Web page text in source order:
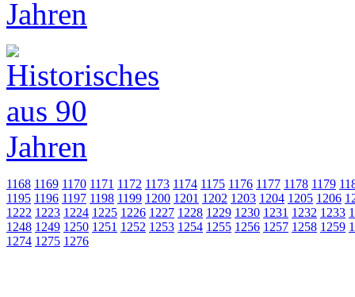
1168 1169 1170 1171 1172 1173 1174 1175 1176 1177 1178 1179
1195 1196 1197 1198 1199 1200 1201 1202 1203 1204 1205 1206
1222 1223 1224 1225 1226 1227 1228 1229 1230 1231 1232 1233
1248 1249 1250 1251 1252 1253 1254 1255 1256 1257 1258 1259
1274 1275 1276